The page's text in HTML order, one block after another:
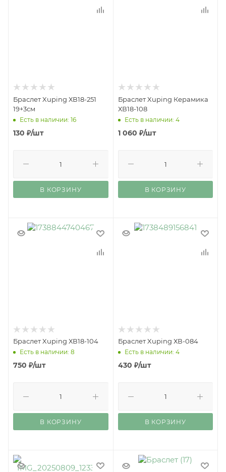
Браслет Xuping ХВ18-251
19+3см
Есть в наличии: 16
130 ₽/шт
В КОРЗИНУ
Браслет Xuping Керамика
ХВ18-108
Есть в наличии: 4
1 060 ₽/шт
В КОРЗИНУ
Браслет Xuping ХВ18-104
Есть в наличии: 8
750 ₽/шт
В КОРЗИНУ
Браслет Xuping ХВ-084
Есть в наличии: 4
430 ₽/шт
В КОРЗИНУ